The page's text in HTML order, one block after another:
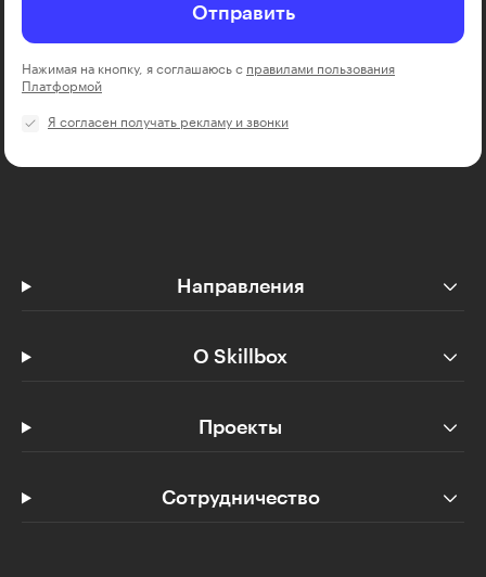
Отправить
Нажимая на кнопку, я соглашаюсь с правилами пользования
Платформой
Я согласен получать рекламу и звонки
Направления
О Skillbox
Проекты
Сотрудничество